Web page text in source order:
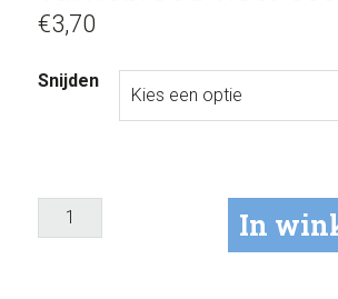
€3,70
Snijden
In